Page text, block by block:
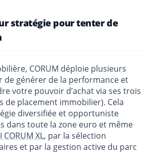
stratégie pour tenter de
CORUM déploie plusieurs
de générer de la performance et
votre pouvoir d’achat via ses trois
de placement immobilier). Cela
diversifiée et opportuniste
dans toute la zone euro et même
CORUM XL, par la sélection
et par la gestion active du parc